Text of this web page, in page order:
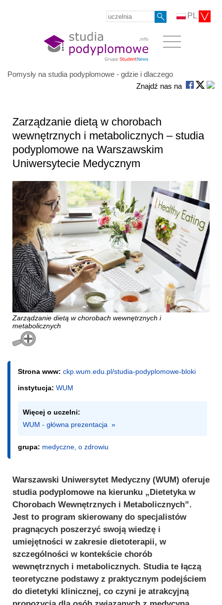
PL
Pomysły na studia podyplomowe - gdzie i dlaczego
Znajdź nas na
Zarządzanie dietą w chorobach
wewnętrznych i metabolicznych – studia
podyplomowe na Warszawskim
Uniwersytecie Medycznym
Zarządzanie dietą w chorobach wewnętrznych i
metabolicznych
Strona www: ckp.wum.edu.pl/studia-podyplomowe-bloki
instytucja: WUM
Więcej o uczelni:
WUM - główna prezentacja  »
grupa: medyczne, o zdrowiu
Warszawski Uniwersytet Medyczny (WUM) oferuje
studia podyplomowe na kierunku „Dietetyka w
Chorobach Wewnętrznych i Metabolicznych”.
Jest to program skierowany do specjalistów
pragnących poszerzyć swoją wiedzę i
umiejętności w zakresie dietoterapii, w
szczególności w kontekście chorób
wewnętrznych i metabolicznych. Studia te łączą
teoretyczne podstawy z praktycznym podejściem
do dietetyki klinicznej, co czyni je atrakcyjną